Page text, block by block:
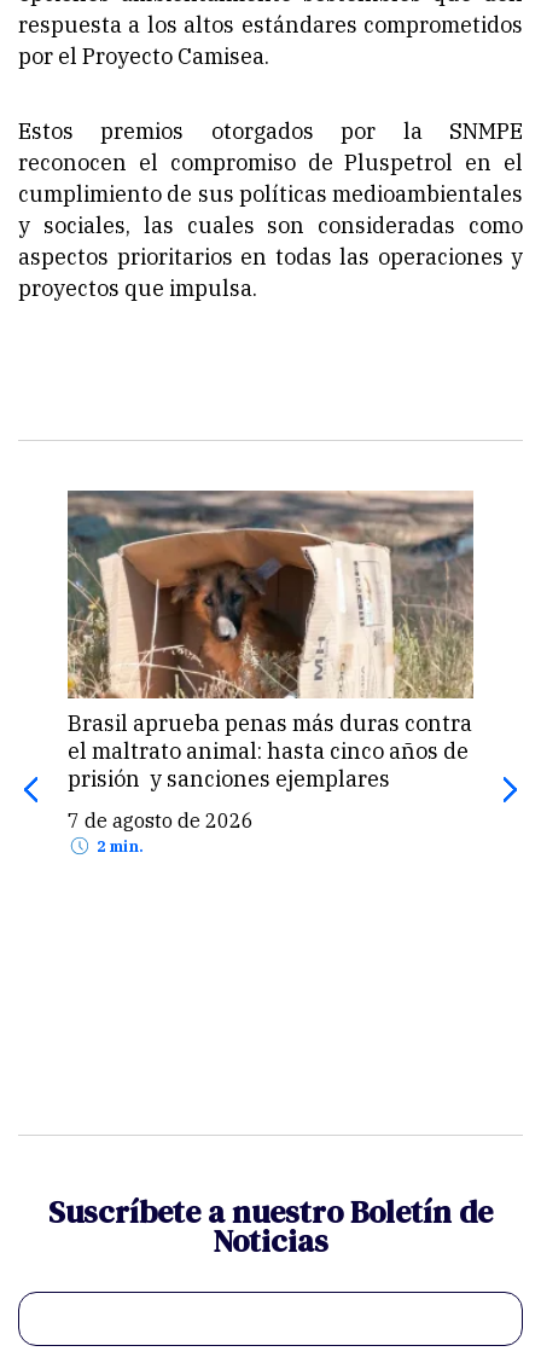
respuesta a los altos estándares comprometidos
por el Proyecto Camisea.
Estos premios otorgados por la SNMPE
reconocen el compromiso de Pluspetrol en el
cumplimiento de sus políticas medioambientales
y sociales, las cuales son consideradas como
aspectos prioritarios en todas las operaciones y
proyectos que impulsa.
Brasil aprueba penas más duras contra
el maltrato animal: hasta cinco años de
prisión y sanciones ejemplares
7 de agosto de 2026
2 min.
Suscríbete a nuestro Boletín de
Noticias